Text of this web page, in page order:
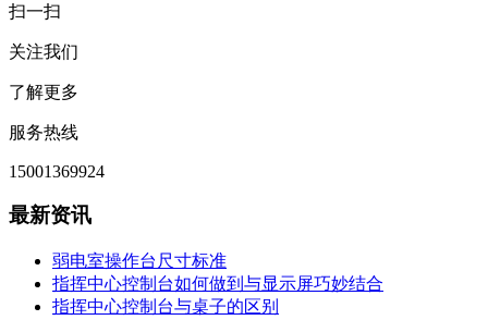
扫一扫
关注我们
了解更多
服务热线
15001369924
最新资讯
弱电室操作台尺寸标准
指挥中心控制台如何做到与显示屏巧妙结合
指挥中心控制台与桌子的区别